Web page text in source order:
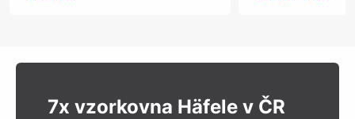
7x vzorkovna Häfele v ČR